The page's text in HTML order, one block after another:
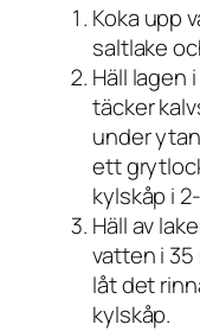
Koka upp
saltlake
Häll lagen
täcker
under
ett
kylskåp i
Häll av
vatten i
låt det
kylskåp.